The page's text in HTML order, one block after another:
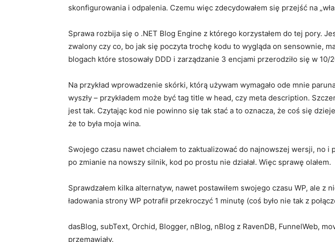
skonfigurowania i odpalenia. Czemu więc zdecydowałem się przejść na
Sprawa rozbija się o .NET Blog Engine z którego korzystałem do tej pory.
zwalony czy co, bo jak się poczyta trochę kodu to wygląda on sensownie,
blogach które stosowały DDD i zarządzanie 3 encjami przerodziło się w 10/
Na przykład wprowadzenie skórki, którą używam wymagało ode mnie
wyszły – przykładem może być tag title w head, czy meta description.
jest tak. Czytając kod nie powinno się tak stać a to oznacza, że coś się
że to była moja wina.
Swojego czasu nawet chciałem to zaktualizować do najnowszej wersji, no
po zmianie na nowszy silnik, kod po prostu nie działał. Więc sprawę olałem.
Sprawdzałem kilka alternatyw, nawet postawiłem swojego czasu WP, ale
ładowania strony WP potrafił przekroczyć 1 minutę (coś było nie tak z
dasBlog, subText, Orchid, Blogger, nBlog, nBlog z RavenDB, FunnelWeb,
przemawiały.